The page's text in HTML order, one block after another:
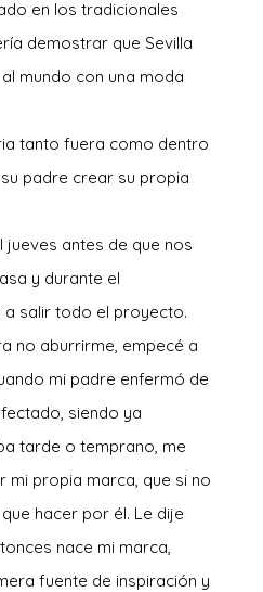
en los tradicionales
demostrar que Sevilla
mundo con una moda
tanto fuera como dentro
padre crear su propia
jueves antes de que nos
y durante el
salir todo el proyecto.
no aburrirme, empecé a
mi padre enfermó de
siendo ya
tarde o temprano, me
mi propia marca, que si no
hacer por él. Le dije
nace mi marca,
fuente de inspiración y